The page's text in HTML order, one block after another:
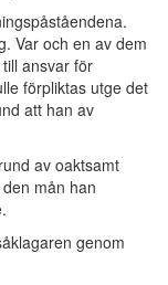
Var och en av dem
ansvar för
förpliktas utge det
att han av
av oaktsamt
mån han
genom